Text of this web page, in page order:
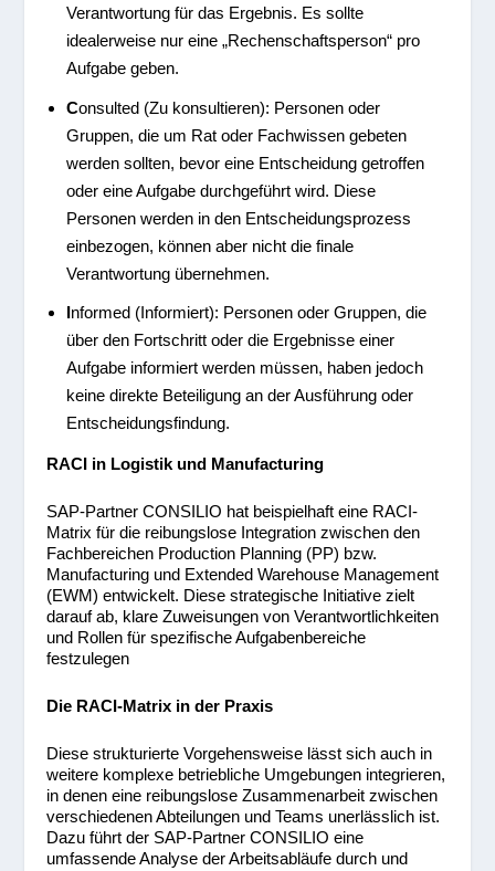
Verantwortung für das Ergebnis. Es sollte
idealerweise nur eine „Rechenschaftsperson“ pro
Aufgabe geben.
Consulted (Zu konsultieren): Personen oder
Gruppen, die um Rat oder Fachwissen gebeten
werden sollten, bevor eine Entscheidung getroffen
oder eine Aufgabe durchgeführt wird. Diese
Personen werden in den Entscheidungsprozess
einbezogen, können aber nicht die finale
Verantwortung übernehmen.
Informed (Informiert): Personen oder Gruppen, die
über den Fortschritt oder die Ergebnisse einer
Aufgabe informiert werden müssen, haben jedoch
keine direkte Beteiligung an der Ausführung oder
Entscheidungsfindung.
RACI in Logistik und Manufacturing
SAP-Partner CONSILIO hat beispielhaft eine RACI-
Matrix für die reibungslose Integration zwischen den
Fachbereichen Production Planning (PP) bzw.
Manufacturing und Extended Warehouse Management
(EWM) entwickelt. Diese strategische Initiative zielt
darauf ab, klare Zuweisungen von Verantwortlichkeiten
und Rollen für spezifische Aufgabenbereiche
festzulegen
Die RACI-Matrix in der Praxis
Diese strukturierte Vorgehensweise lässt sich auch in
weitere komplexe betriebliche Umgebungen integrieren,
in denen eine reibungslose Zusammenarbeit zwischen
verschiedenen Abteilungen und Teams unerlässlich ist.
Dazu führt der SAP-Partner CONSILIO eine
umfassende Analyse der Arbeitsabläufe durch und